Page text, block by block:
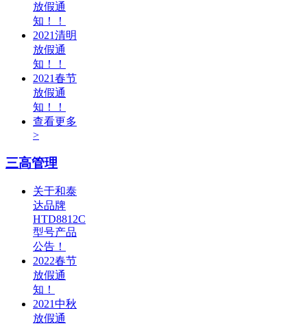
放假通
知！！
2021清明
放假通
知！！
2021春节
放假通
知！！
查看更多
>
三高管理
关于和泰
达品牌
HTD8812C
型号产品
公告！
2022春节
放假通
知！
2021中秋
放假通